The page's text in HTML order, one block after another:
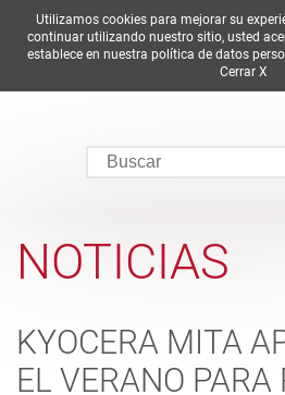
NOTICIAS
KYOCERA MITA
EL VERANO PARA
Utilizamos cookies para mejorar su
continuar utilizando nuestro sitio, usted
establece en nuestra política de datos
Cerrar X